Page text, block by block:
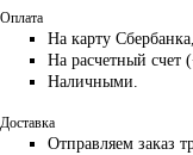
Оплата
На карту
На расчетный счет
Наличными.
Доставка
Отправляем заказ